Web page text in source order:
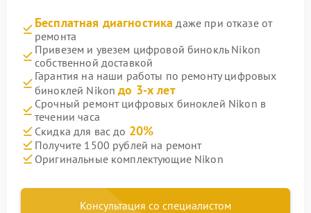
Бесплатная диагностика даже при отказе от
ремонта
Привезем и увезем цифровой бинокль Nikon
собственной доставкой
Гарантия на наши работы по ремонту цифровых
биноклей Nikonдо 3-х лет
Срочный ремонт цифровых биноклей Nikon в
течении часа
Скидка для вас до 20%
Получите 1500 рублей на ремонт
Оригинальные комплектующие Nikon
Консультация со специалистом